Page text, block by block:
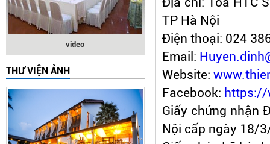
video
THƯ VIỆN ẢNH
TP Hà Nội
Điện thoại: 024
Email:
Website:
Facebook: https://
Giấy chứng nhận
Nội cấp ngày 18/